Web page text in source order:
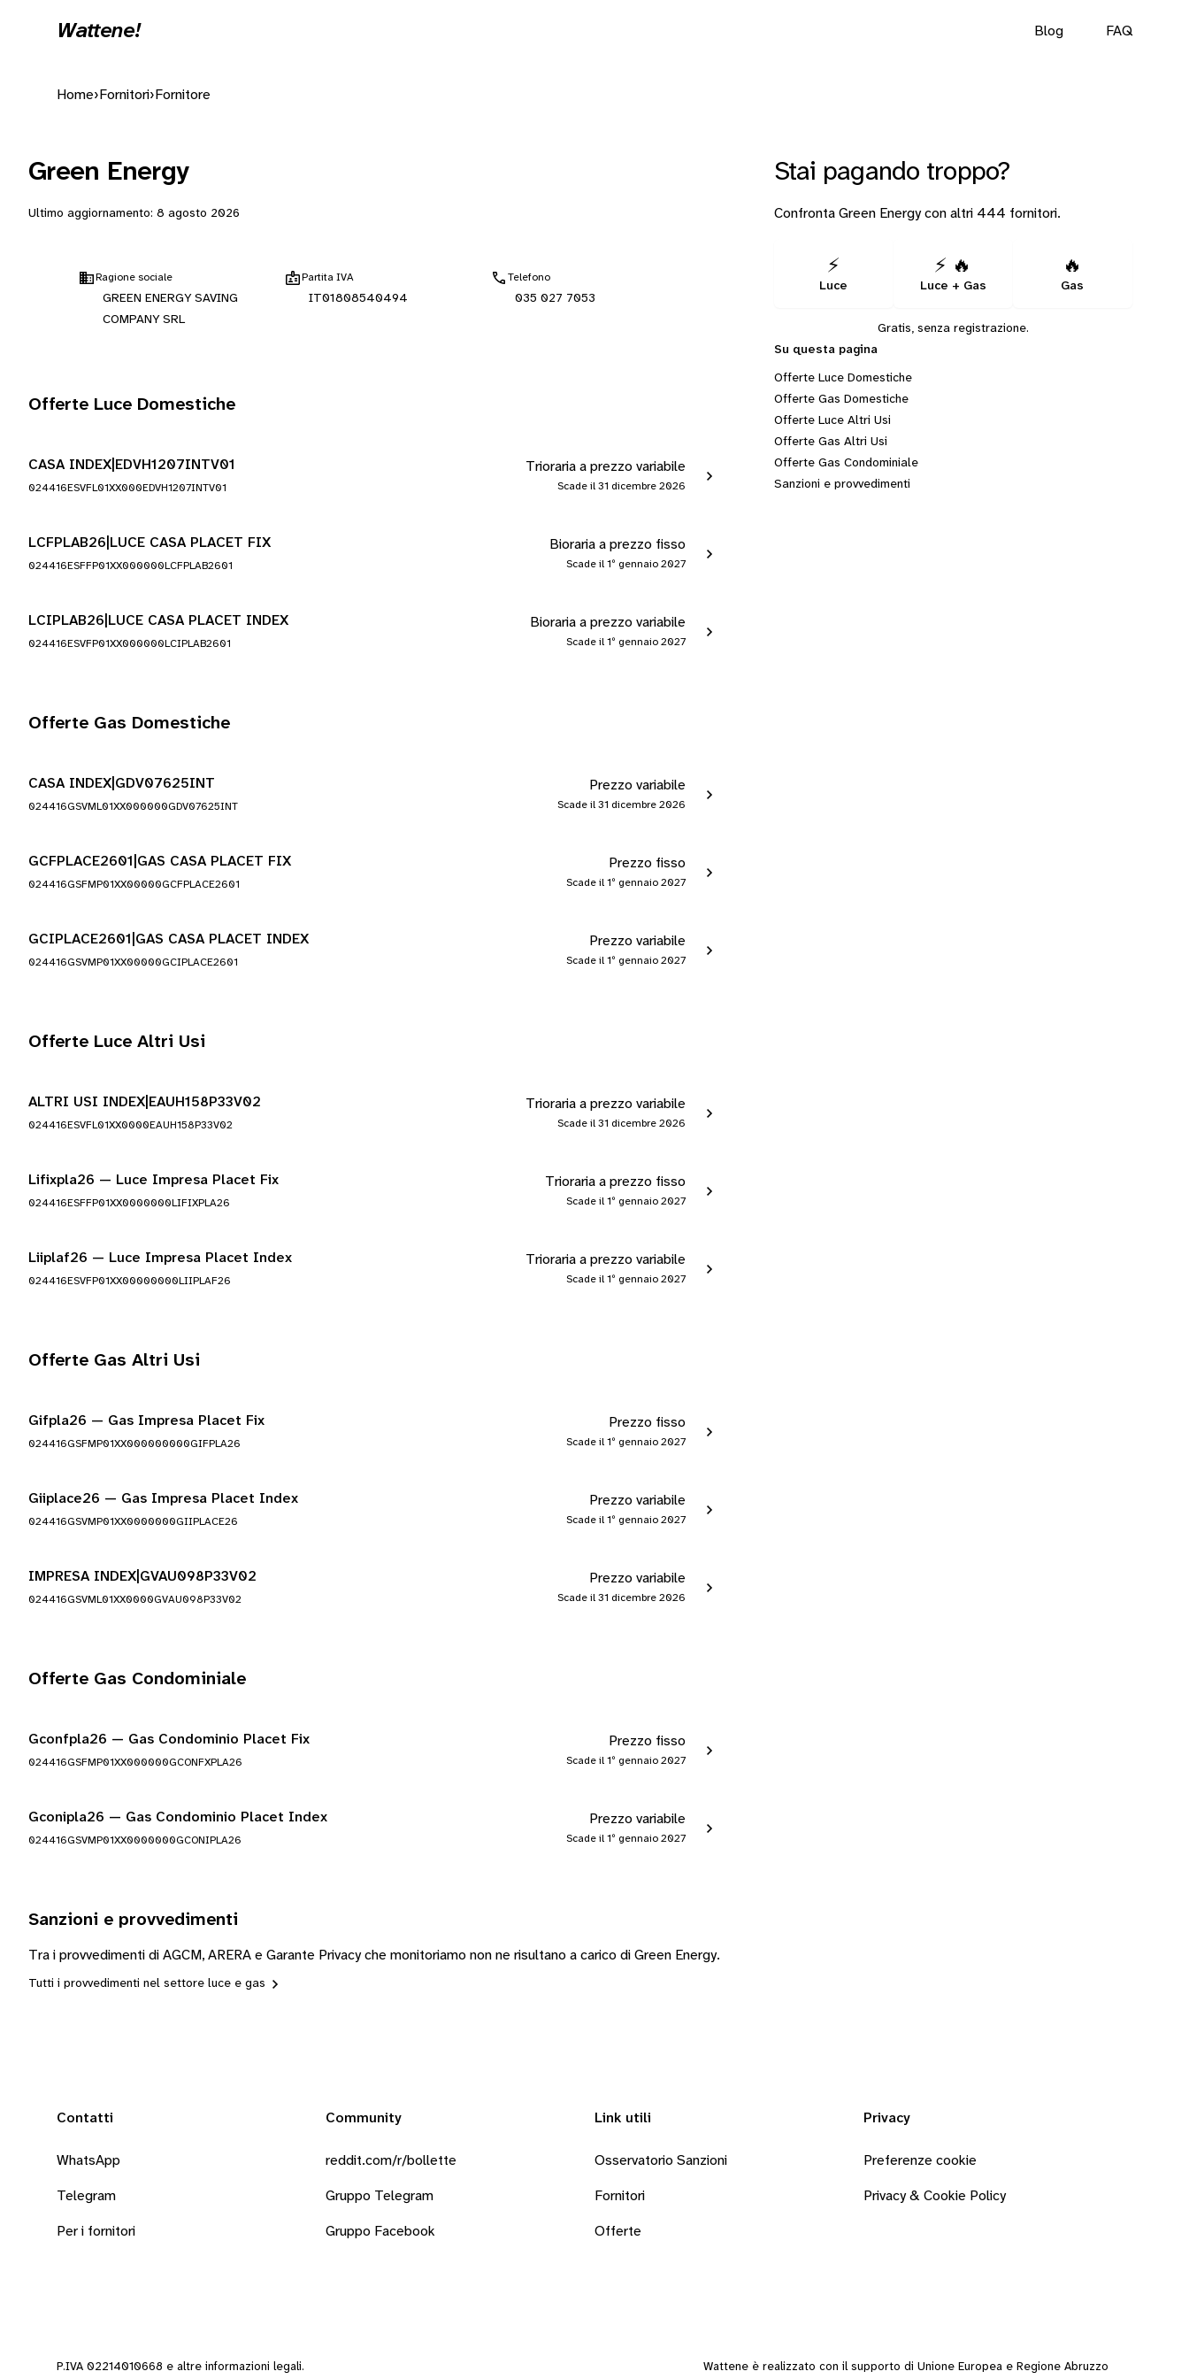
Wattene! Blog FAQ
Home› Fornitori› Fornitore
Green Energy
Ultimo aggiornamento: 8 agosto 2026
Ragione sociale
GREEN ENERGY SAVING
COMPANY SRL
Partita IVA
IT01808540494
Telefono
035 027 7053
Offerte Luce Domestiche
CASA INDEX|EDVH1207INTV01
024416ESVFL01XX000EDVH1207INTV01
Trioraria a prezzo variabile
Scade il 31 dicembre 2026
LCFPLAB26|LUCE CASA PLACET FIX
024416ESFFP01XX000000LCFPLAB2601
Bioraria a prezzo fisso
Scade il 1º gennaio 2027
LCIPLAB26|LUCE CASA PLACET INDEX
024416ESVFP01XX000000LCIPLAB2601
Bioraria a prezzo variabile
Scade il 1º gennaio 2027
Offerte Gas Domestiche
CASA INDEX|GDV07625INT
024416GSVML01XX000000GDV07625INT
Prezzo variabile
Scade il 31 dicembre 2026
GCFPLACE2601|GAS CASA PLACET FIX
024416GSFMP01XX00000GCFPLACE2601
Prezzo fisso
Scade il 1º gennaio 2027
GCIPLACE2601|GAS CASA PLACET INDEX
024416GSVMP01XX00000GCIPLACE2601
Prezzo variabile
Scade il 1º gennaio 2027
Offerte Luce Altri Usi
ALTRI USI INDEX|EAUH158P33V02
024416ESVFL01XX0000EAUH158P33V02
Trioraria a prezzo variabile
Scade il 31 dicembre 2026
Lifixpla26 — Luce Impresa Placet Fix
024416ESFFP01XX0000000LIFIXPLA26
Trioraria a prezzo fisso
Scade il 1º gennaio 2027
Liiplaf26 — Luce Impresa Placet Index
024416ESVFP01XX00000000LIIPLAF26
Trioraria a prezzo variabile
Scade il 1º gennaio 2027
Offerte Gas Altri Usi
Gifpla26 — Gas Impresa Placet Fix
024416GSFMP01XX000000000GIFPLA26
Prezzo fisso
Scade il 1º gennaio 2027
Giiplace26 — Gas Impresa Placet Index
024416GSVMP01XX0000000GIIPLACE26
Prezzo variabile
Scade il 1º gennaio 2027
IMPRESA INDEX|GVAU098P33V02
024416GSVML01XX0000GVAU098P33V02
Prezzo variabile
Scade il 31 dicembre 2026
Offerte Gas Condominiale
Gconfpla26 — Gas Condominio Placet Fix
024416GSFMP01XX000000GCONFXPLA26
Prezzo fisso
Scade il 1º gennaio 2027
Gconipla26 — Gas Condominio Placet Index
024416GSVMP01XX0000000GCONIPLA26
Prezzo variabile
Scade il 1º gennaio 2027
Sanzioni e provvedimenti
Tra i provvedimenti di AGCM, ARERA e Garante Privacy che monitoriamo non ne risultano a carico di Green Energy.
Tutti i provvedimenti nel settore luce e gas
Stai pagando troppo?
Confronta Green Energy con altri 444 fornitori.
⚡
Luce
⚡ 🔥
Luce + Gas
🔥
Gas
Gratis, senza registrazione.
Su questa pagina
Offerte Luce Domestiche
Offerte Gas Domestiche
Offerte Luce Altri Usi
Offerte Gas Altri Usi
Offerte Gas Condominiale
Sanzioni e provvedimenti
Contatti
WhatsApp
Telegram
Per i fornitori
Community
reddit.com/r/bollette
Gruppo Telegram
Gruppo Facebook
Link utili
Osservatorio Sanzioni
Fornitori
Offerte
Privacy
Preferenze cookie
Privacy & Cookie Policy
P.IVA 02214010668 e altre informazioni legali. Wattene è realizzato con il supporto di Unione Europea e Regione Abruzzo